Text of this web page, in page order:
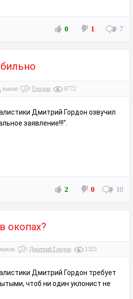
0 1 7
masun Гордон 6772
Дмитрий Гордон озвучил
заявление!!!".
2 0 10
окопах?
masun Дмитрий Гордон 1325
Дмитрий Гордон требует
чтоб ни один уклонист не